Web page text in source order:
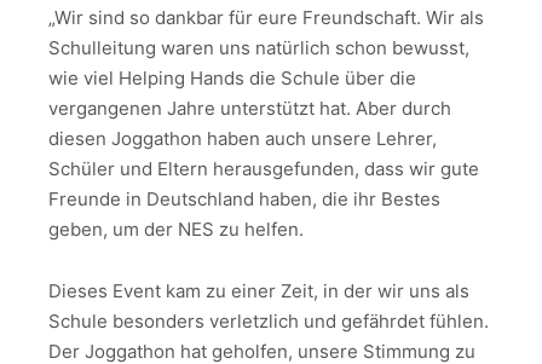
„Wir sind so dankbar für eure Freundschaft. Wir als
Schulleitung waren uns natürlich schon bewusst,
wie viel Helping Hands die Schule über die
vergangenen Jahre unterstützt hat. Aber durch
diesen Joggathon haben auch unsere Lehrer,
Schüler und Eltern herausgefunden, dass wir gute
Freunde in Deutschland haben, die ihr Bestes
geben, um der NES zu helfen.
Dieses Event kam zu einer Zeit, in der wir uns als
Schule besonders verletzlich und gefährdet fühlen.
Der Joggathon hat geholfen, unsere Stimmung zu